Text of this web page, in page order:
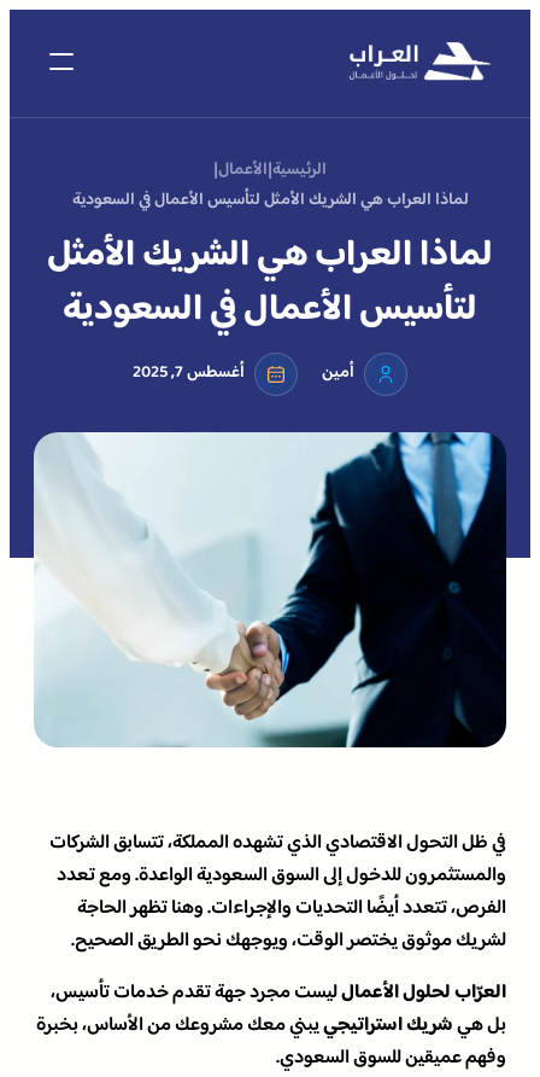
الرئيسية|الأعمال|
لماذا العراب هي الشريك الأمثل لتأسيس الأعمال في السعودية
لماذا العراب هي الشريك الأمثل
لتأسيس الأعمال في السعودية
أمين أغسطس 7, 2025
في ظل التحول الاقتصادي الذي تشهده المملكة، تتسابق الشركات
والمستثمرون للدخول إلى السوق السعودية الواعدة. ومع تعدد
الفرص، تتعدد أيضًا التحديات والإجراءات. وهنا تظهر الحاجة
لشريك موثوق يختصر الوقت، ويوجهك نحو الطريق الصحيح.
العرّاب لحلول الأعمالليست مجرد جهة تقدم خدمات تأسيس،
بل هيشريك استراتيجييبني معك مشروعك من الأساس، بخبرة
وفهم عميقين للسوق السعودي.